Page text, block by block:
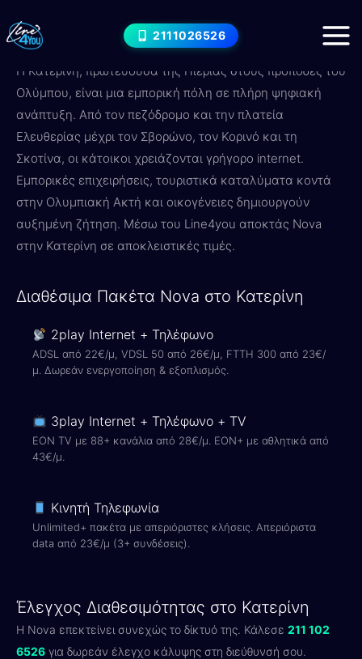
στο
περιεχόμενο
2111026526
Internet στο Κατερίνη — Nova
Πακέτα & Τιμές 2026
Η Κατερίνη, πρωτεύουσα της Πιερίας στους πρόποδες του
Ολύμπου, είναι μια εμπορική πόλη σε πλήρη ψηφιακή
ανάπτυξη. Από τον πεζόδρομο και την πλατεία
Ελευθερίας μέχρι τον Σβορώνο, τον Κορινό και τη
Σκοτίνα, οι κάτοικοι χρειάζονται γρήγορο internet.
Εμπορικές επιχειρήσεις, τουριστικά καταλύματα κοντά
στην Ολυμπιακή Ακτή και οικογένειες δημιουργούν
αυξημένη ζήτηση. Μέσω του Line4you αποκτάς Nova
στην Κατερίνη σε αποκλειστικές τιμές.
Διαθέσιμα Πακέτα Nova στο Κατερίνη
2play Internet + Τηλέφωνο
ADSL από 22€/μ, VDSL 50 από 26€/μ, FTTH 300 από 23€/
μ. Δωρεάν ενεργοποίηση & εξοπλισμός.
3play Internet + Τηλέφωνο + TV
EON TV με 88+ κανάλια από 28€/μ. EON+ με αθλητικά από
43€/μ.
Κινητή Τηλεφωνία
Unlimited+ πακέτα με απεριόριστες κλήσεις. Απεριόριστα
data από 23€/μ (3+ συνδέσεις).
Έλεγχος Διαθεσιμότητας στο Κατερίνη
Η Nova επεκτείνει συνεχώς το δίκτυό της. Κάλεσε 211 102
6526 για δωρεάν έλεγχο κάλυψης στη διεύθυνσή σου.